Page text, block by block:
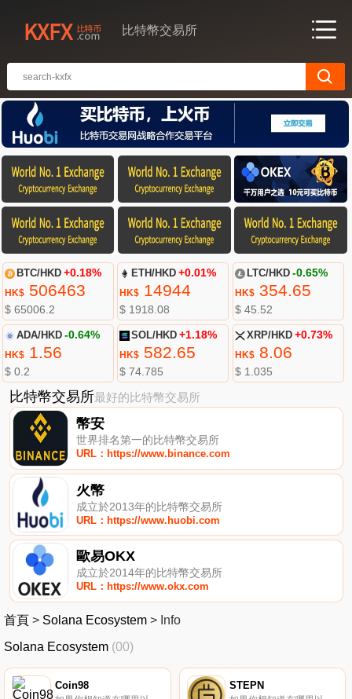
比特幣交易所
BTC/HKD +0.18%
HK$506463
$ 65006.2
ETH/HKD +0.01%
HK$ 14944
$ 1918.08
LTC/HKD -0.65%
HK$354.65
$ 45.52
ADA/HKD -0.64%
HK$1.56
$ 0.2
SOL/HKD +1.18%
HK$ 582.65
$ 74.785
XRP/HKD +0.73%
HK$8.06
$ 1.035
比特幣交易所最好的比特幣交易所
幣安
世界排名第一的比特幣交易所
URL：https://www.binance.com
火幣
成立於2013年的比特幣交易所
URL：https://www.huobi.com
歐易OKX
成立於2014年的比特幣交易所
URL：https://www.okx.com
首頁 > Solana Ecosystem > Info
Solana Ecosystem (00)
Coin98 STEPN